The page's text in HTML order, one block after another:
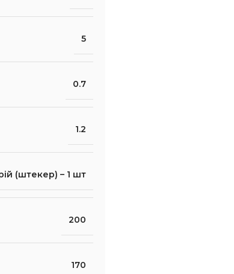
5
0.7
1.2
(штекер) – 1 шт
200
170